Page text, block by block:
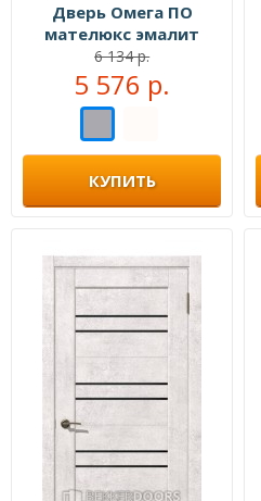
Дверь Омега ПО
мателюкс эмалит
серый
6 134 р.
5 576 р.
КУПИТЬ